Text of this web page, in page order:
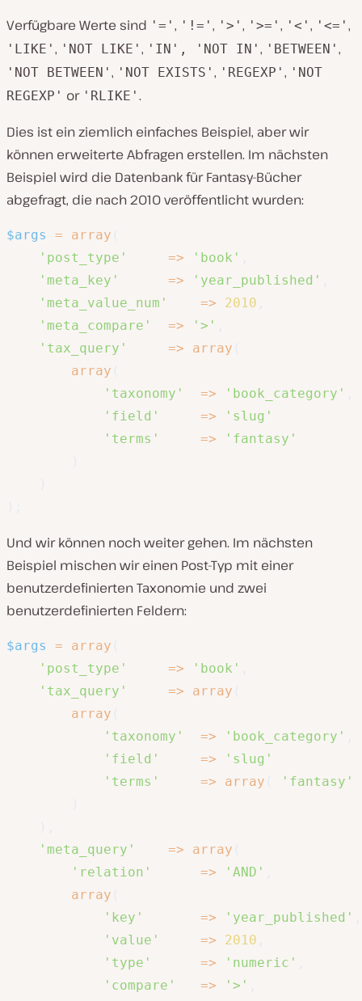
Verfügbare Werte sind '=' , '!=' , '>' , '>=' , '<' , '<=' ,
'LIKE' , 'NOT LIKE' , 'IN', 'NOT IN' , 'BETWEEN' ,
'NOT BETWEEN' , 'NOT EXISTS' , 'REGEXP' , 'NOT
REGEXP' or 'RLIKE' .
Dies ist ein ziemlich einfaches Beispiel, aber wir
können erweiterte Abfragen erstellen. Im nächsten
Beispiel wird die Datenbank für Fantasy-Bücher
abgefragt, die nach 2010 veröffentlicht wurden:
$args = array
'post_type'
=> 'book'
'meta_key'
=> 'year_published'
'meta_value_num'
=> 2010
'meta_compare'
=> '>'
'tax_query'
=> array
array
'taxonomy'
=> 'book_category'
'field'
=>
'slug'
'terms'
=>
'fantasy'
Und wir können noch weiter gehen. Im nächsten
Beispiel mischen wir einen Post-Typ mit einer
benutzerdefinierten Taxonomie und zwei
benutzerdefinierten Feldern:
$args = array
'post_type'
=> 'book'
'tax_query'
=> array
array
'taxonomy'
=> 'book_category'
'field'
=>
'slug'
'terms'
=> array
'fantasy'
'meta_query'
=> array
'relation'
=> 'AND'
array
'key'
=> 'year_published'
'value'
=> 2010
'type'
=> 'numeric'
'compare'
=> '>'